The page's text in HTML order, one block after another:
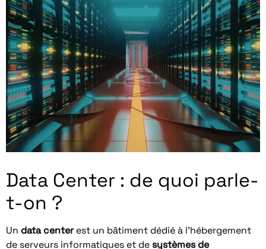
Data Center : de quoi parle-
t-on ?
Un data centerest un bâtiment dédié à l’hébergement
de serveurs informatiques et de systèmes de